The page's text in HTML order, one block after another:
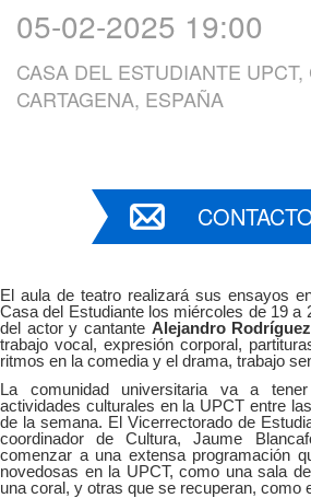
05-02-2025 19:00
CASA DEL ESTUDIANTE
CARTAGENA, ESPAÑA
El aula de teatro realizará sus ensayos
Casa del Estudiante los miércoles de 19 a
del actor y cantante Alejandro
trabajo vocal, expresión corporal,
ritmos en la comedia y el drama, trabajo
La comunidad universitaria va a
actividades culturales en la UPCT entre
de la semana. El Vicerrectorado de
coordinador de Cultura, Jaume
comenzar a una extensa programación
novedosas en la UPCT, como una sala
una coral, y otras que se recuperan, como